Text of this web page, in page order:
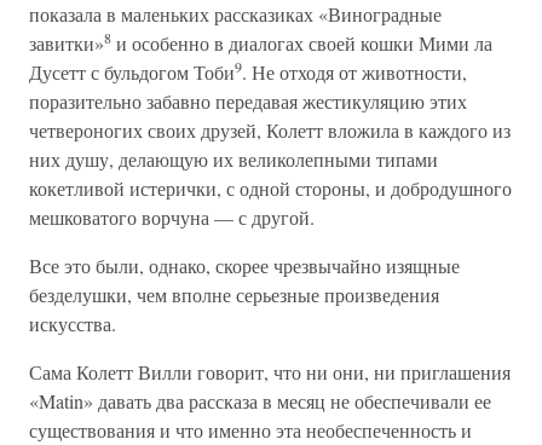
показала в маленьких рассказиках «Виноградные
завитки»8 и особенно в диалогах своей кошки Мими ла
Дусетт с бульдогом Тоби9. Не отходя от животности,
поразительно забавно передавая жестикуляцию этих
четвероногих своих друзей, Колетт вложила в каждого из
них душу, делающую их великолепными типами
кокетливой истерички, с одной стороны, и добродушного
мешковатого ворчуна — с другой.
Все это были, однако, скорее чрезвычайно изящные
безделушки, чем вполне серьезные произведения
искусства.
Сама Колетт Вилли говорит, что ни они, ни приглашения
«Matin» давать два рассказа в месяц не обеспечивали ее
существования и что именно эта необеспеченность и